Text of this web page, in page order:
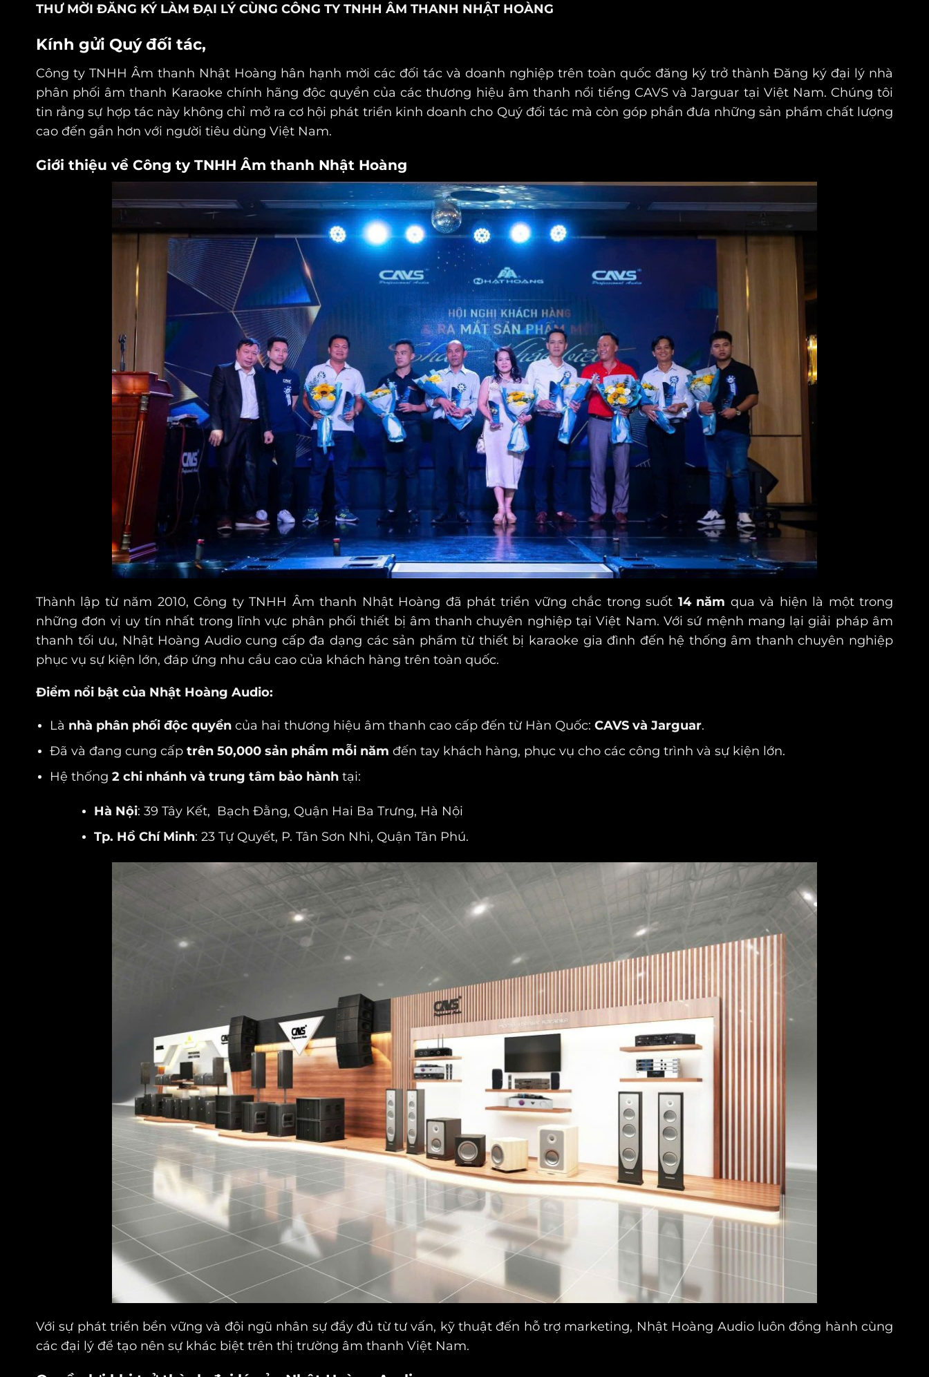
THƯ MỜI ĐĂNG KÝ LÀM ĐẠI LÝ CÙNG CÔNG TY TNHH ÂM THANH NHẬT HOÀNG
Kính gửi Quý đối tác,
Công ty TNHH Âm thanh Nhật Hoàng hân hạnh mời các đối tác và doanh nghiệp trên toàn quốc đăng ký trở thành Đăng ký đại lý nhà
phân phối âm thanh Karaoke chính hãng độc quyền của các thương hiệu âm thanh nổi tiếng CAVS và Jarguar tại Việt Nam. Chúng tôi
tin rằng sự hợp tác này không chỉ mở ra cơ hội phát triển kinh doanh cho Quý đối tác mà còn góp phần đưa những sản phẩm chất lượng
cao đến gần hơn với người tiêu dùng Việt Nam.
Giới thiệu về Công ty TNHH Âm thanh Nhật Hoàng
Thành lập từ năm 2010, Công ty TNHH Âm thanh Nhật Hoàng đã phát triển vững chắc trong suốt 14 năm qua và hiện là một trong
những đơn vị uy tín nhất trong lĩnh vực phân phối thiết bị âm thanh chuyên nghiệp tại Việt Nam. Với sứ mệnh mang lại giải pháp âm
thanh tối ưu, Nhật Hoàng Audio cung cấp đa dạng các sản phẩm từ thiết bị karaoke gia đình đến hệ thống âm thanh chuyên nghiệp
phục vụ sự kiện lớn, đáp ứng nhu cầu cao của khách hàng trên toàn quốc.
Điểm nổi bật của Nhật Hoàng Audio:
Là nhà phân phối độc quyềncủa hai thương hiệu âm thanh cao cấp đến từ Hàn Quốc: CAVS và Jarguar.
Đã và đang cung cấp trên 50,000 sản phẩm mỗi năm đến tay khách hàng, phục vụ cho các công trình và sự kiện lớn.
Hệ thống 2 chi nhánh và trung tâm bảo hànhtại:
Hà Nội: 39 Tây Kết, Bạch Đằng, Quận Hai Ba Trưng, Hà Nội
Tp. Hồ Chí Minh: 23 Tự Quyết, P. Tân Sơn Nhì, Quận Tân Phú.
Với sự phát triển bền vững và đội ngũ nhân sự đầy đủ từ tư vấn, kỹ thuật đến hỗ trợ marketing, Nhật Hoàng Audio luôn đồng hành cùng
các đại lý để tạo nên sự khác biệt trên thị trường âm thanh Việt Nam.